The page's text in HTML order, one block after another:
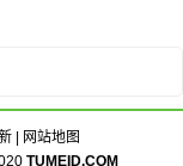
| 网站地图
TUMEID.COM